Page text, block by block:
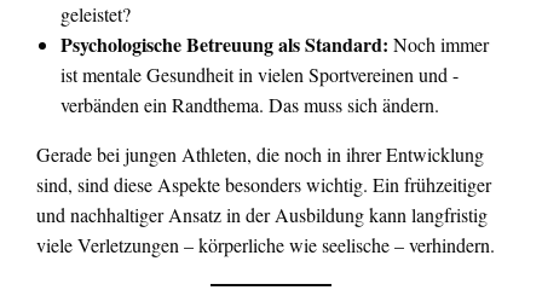
geleistet?
Psychologische Betreuung als Standard: Noch immer
ist mentale Gesundheit in vielen Sportvereinen und -
verbänden ein Randthema. Das muss sich ändern.
Gerade bei jungen Athleten, die noch in ihrer Entwicklung
sind, sind diese Aspekte besonders wichtig. Ein frühzeitiger
und nachhaltiger Ansatz in der Ausbildung kann langfristig
viele Verletzungen – körperliche wie seelische – verhindern.